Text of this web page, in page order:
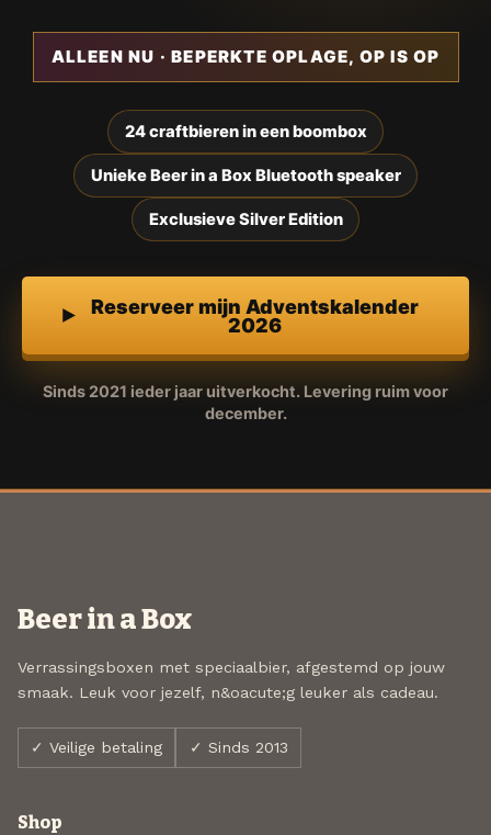
ALLEEN NU · BEPERKTE OPLAGE, OP IS OP
24 craftbieren in een boombox
Unieke Beer in a Box Bluetooth speaker
Exclusieve Silver Edition
Reserveer mijn Adventskalender
2026
Sinds 2021 ieder jaar uitverkocht. Levering ruim voor
december.
Beer in a Box
Verrassingsboxen met speciaalbier, afgestemd op jouw
smaak. Leuk voor jezelf, n&oacute;g leuker als cadeau.
✓ Veilige betaling ✓ Sinds 2013
Shop